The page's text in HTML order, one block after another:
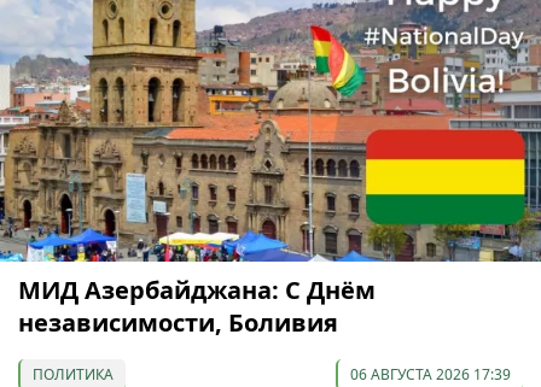
МИД Азербайджана: С Днём
независимости, Боливия
ПОЛИТИКА 06 АВГУСТА 2026 17:39